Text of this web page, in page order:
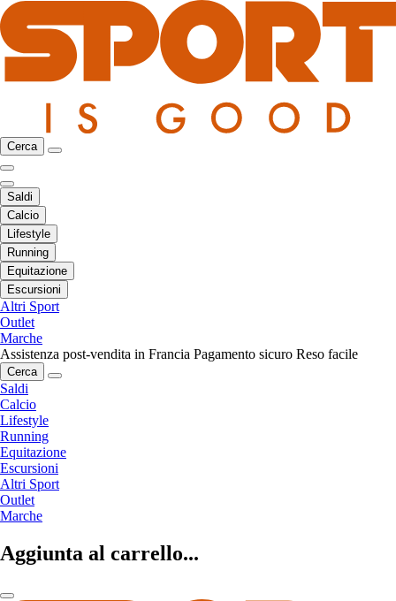
Cerca
Saldi
Calcio
Lifestyle
Running
Equitazione
Escursioni
Altri Sport
Outlet
Marche
Assistenza post-vendita in Francia Pagamento sicuro Reso facile
Cerca
Saldi
Calcio
Lifestyle
Running
Equitazione
Escursioni
Altri Sport
Outlet
Marche
Aggiunta al carrello...